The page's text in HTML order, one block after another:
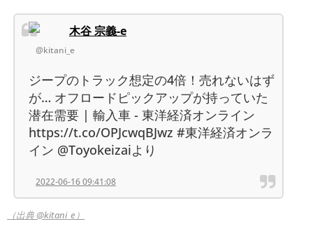
木谷 宗義-e
@kitani_e
ジープのトラック想定の4倍！売れないはず
が… オフロードピックアップが持っていた
潜在需要 | 輸入車 - 東洋経済オンライン
https://t.co/OPJcwqBJwz #東洋経済オンラ
イン @Toyokeizaiより
2022-06-16 09:41:08
（出典 @kitani_e）